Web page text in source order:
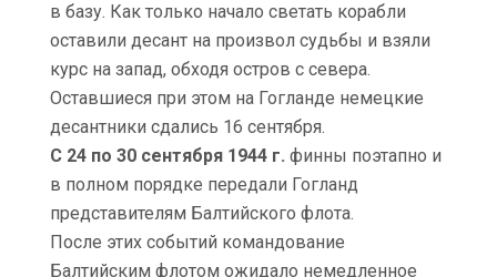
в базу. Как только начало светать корабли
оставили десант на произвол судьбы и взяли
курс на запад, обходя остров с севера.
Оставшиеся при этом на Гогланде немецкие
десантники сдались 16 сентября.
С 24 по 30 сентября 1944 г. финны поэтапно и
в полном порядке передали Гогланд
представителям Балтийского флота.
После этих событий командование
Балтийским флотом ожидало немедленное